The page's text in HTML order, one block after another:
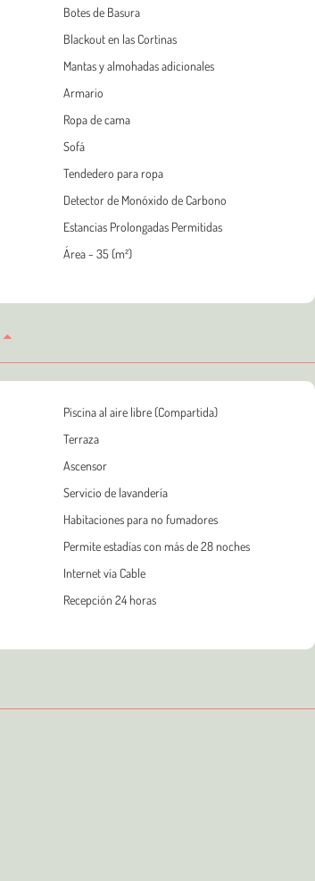
Botes de Basura
Blackout en las Cortinas
Mantas y almohadas adicionales
Armario
Ropa de cama
Sofá
Tendedero para ropa
Detector de Monóxido de Carbono
Estancias Prolongadas Permitidas
Área - 35 (m²)
Piscina al aire libre (Compartida)
Terraza
Ascensor
Servicio de lavandería
Habitaciones para no fumadores
Permite estadías con más de 28 noches
Internet vía Cable
Recepción 24 horas